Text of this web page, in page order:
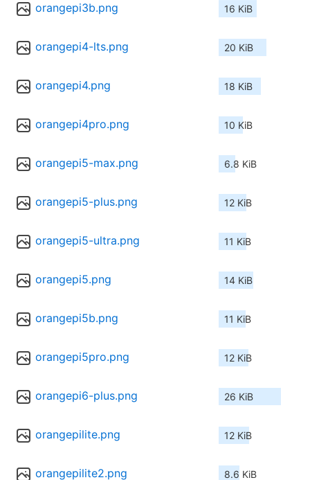
orangepi3b.png 16 KiB
orangepi4-lts.png 20 KiB
orangepi4.png 18 KiB
orangepi4pro.png 10 KiB
orangepi5-max.png 6.8 KiB
orangepi5-plus.png 12 KiB
orangepi5-ultra.png 11 KiB
orangepi5.png 14 KiB
orangepi5b.png 11 KiB
orangepi5pro.png 12 KiB
orangepi6-plus.png 26 KiB
orangepilite.png 12 KiB
orangepilite2.png 8.6 KiB